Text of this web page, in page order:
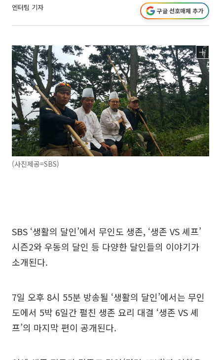
엔터팀 기자 구글 선호매체 추가
(사진제공=SBS)
SBS ‘생활의 달인’에서 무인도 생존, ‘생존 VS 셰프’
시즌2와 우동의 달인 등 다양한 달인들의 이야기가
소개된다.
7일 오후 8시 55분 방송될 ‘생활의 달인’에서는 무인
도에서 5박 6일간 펼친 생존 요리 대결 ‘생존 VS 셰
프’의 마지막 편이 공개된다.